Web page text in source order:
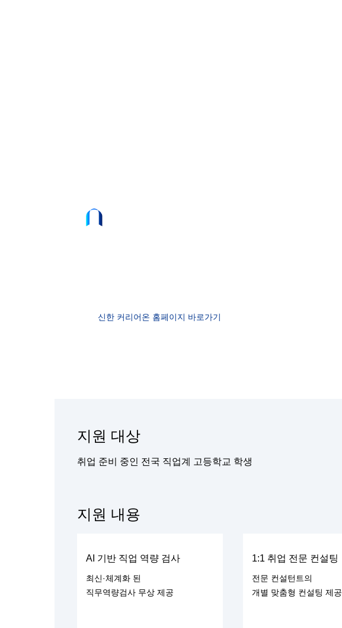
신한 커리어온 홈페이지 바로가기
신한 커리어온 홈페이지 바로가기
신한 커리어온 홈페이지 바로가기
신한 커리어온 홈페이지 바로가기
블로그에서 확인하기
지원 대상
취업 준비 중인 전국 직업계 고등학교 학생
지원 내용
AI 기반 직업 역량 검사
최신·체계화 된
직무역량검사 무상 제공
1:1 취업 전문 컨설팅
전문 컨설턴트의
개별 맞춤형 컨설팅 제공